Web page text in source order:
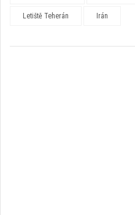
Letiště Teherán Irán